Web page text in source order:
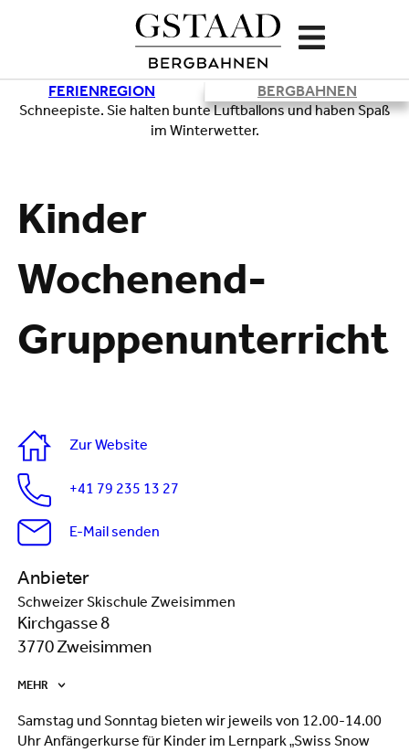
FERIENREGION BERGBAHNEN
Kinder
Wochenend-
Gruppenunterricht
Samstag und Sonntag bieten wir jeweils von 12.00-14.00
Uhr Anfängerkurse für Kinder im Lernpark „Swiss Snow
Zur Website
+41 79 235 13 27
E-Mail senden
Anbieter
Schweizer Skischule Zweisimmen
Kirchgasse 8
3770 Zweisimmen
MEHR